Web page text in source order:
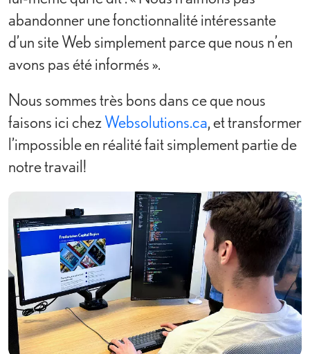
abandonner une fonctionnalité intéressante
d’un site Web simplement parce que nous n’en
avons pas été informés ».
Nous sommes très bons dans ce que nous
faisons ici chezWebsolutions.ca, et transformer
l’impossible en réalité fait simplement partie de
notre travail!